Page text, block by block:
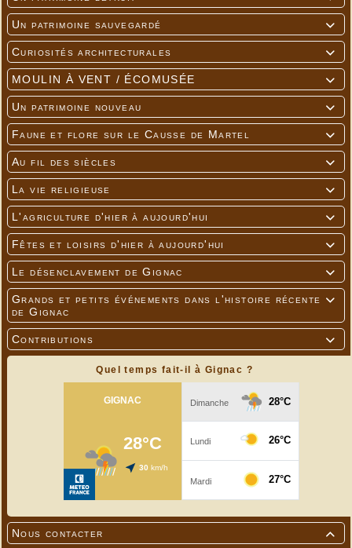

Un patrimoine sauvegardé

Curiosités architecturales

MOULIN À VENT / ÉCOMUSÉE

Un patrimoine nouveau

Faune et flore sur le Causse de Martel

Au fil des siècles

La vie religieuse

L'agriculture d'hier à aujourd'hui

Fêtes et loisirs d'hier à aujourd'hui

Le désenclavement de Gignac

Grands et petits événements dans l'histoire récente
de Gignac

Contributions
Quel temps fait-il à Gignac ?

Nous contacter